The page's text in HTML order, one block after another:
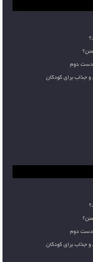
دست دوم
و جذاب برای کودکان
دست دوم
و جذاب برای کودکان